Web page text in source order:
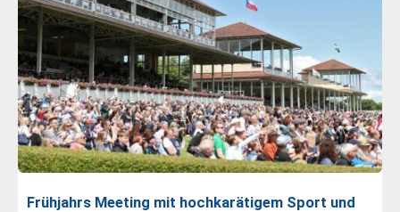
Frühjahrs Meeting mit hochkarätigem Sport und